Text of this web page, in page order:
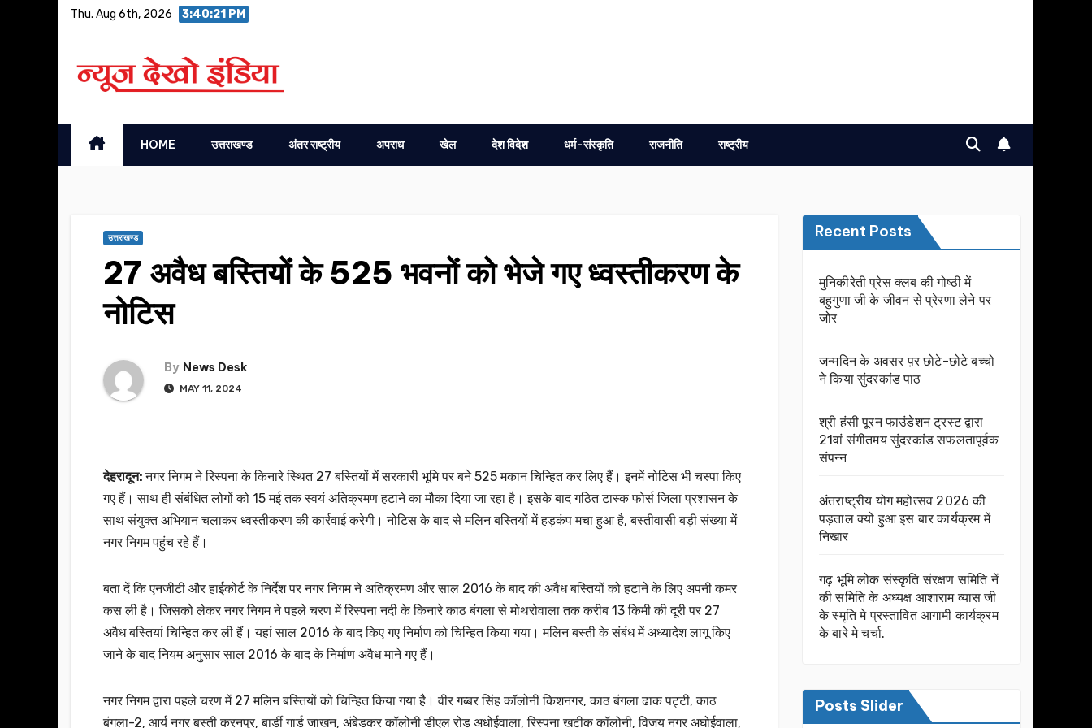
Thu. Aug 6th, 2026 3:40:22 PM
HOME उत्तराखण्ड अंतर राष्ट्रीय अपराध खेल देश विदेश धर्म-संस्कृति राजनीति राष्ट्रीय
उत्तराखण्ड
27 अवैध बस्तियों के 525 भवनों को भेजे गए ध्वस्तीकरण के
नोटिस
By News Desk
MAY 11, 2024
देहरादून:नगर निगम ने रिस्पना के किनारे स्थित 27 बस्तियों में सरकारी भूमि पर बने 525 मकान चिन्हित कर लिए हैं। इनमें नोटिस भी चस्पा किए
गए हैं। साथ ही संबंधित लोगों को 15 मई तक स्वयं अतिक्रमण हटाने का मौका दिया जा रहा है। इसके बाद गठित टास्क फोर्स जिला प्रशासन के
साथ संयुक्त अभियान चलाकर ध्वस्तीकरण की कार्रवाई करेगी। नोटिस के बाद से मलिन बस्तियों में हड़कंप मचा हुआ है, बस्तीवासी बड़ी संख्या में
नगर निगम पहुंच रहे हैं।
बता दें कि एनजीटी और हाईकोर्ट के निर्देश पर नगर निगम ने अतिक्रमण और साल 2016 के बाद की अवैध बस्तियों को हटाने के लिए अपनी कमर
कस ली है। जिसको लेकर नगर निगम ने पहले चरण में रिस्पना नदी के किनारे काठ बंगला से मोथरोवाला तक करीब 13 किमी की दूरी पर 27
अवैध बस्तियां चिन्हित कर ली हैं। यहां साल 2016 के बाद किए गए निर्माण को चिन्हित किया गया। मलिन बस्ती के संबंध में अध्यादेश लागू किए
जाने के बाद नियम अनुसार साल 2016 के बाद के निर्माण अवैध माने गए हैं।
नगर निगम द्वारा पहले चरण में 27 मलिन बस्तियों को चिन्हित किया गया है। वीर गब्बर सिंह कॉलोनी किशनगर, काठ बंगला ढाक पट्टी, काठ
बंगला-2, आर्य नगर बस्ती करनपुर, बार्डी गार्ड जाखन, अंबेडकर कॉलोनी डीएल रोड अधोईवाला, रिस्पना खटीक कॉलोनी, विजय नगर अघोईवाला,
Recent Posts
मुनिकीरेती प्रेस क्लब की गोष्ठी में
बहुगुणा जी के जीवन से प्रेरणा लेने पर
जोर
जन्मदिन के अवसर प़र छोटे-छोटे बच्चो
ने किया सुंदरकांड पाठ
श्री हंसी पूरन फाउंडेशन ट्रस्ट द्वारा
21वां संगीतमय सुंदरकांड सफलतापूर्वक
संपन्न
अंतराष्ट्रीय योग महोत्सव 2026 की
पड़ताल क्यों हुआ इस बार कार्यक्रम में
निखार
गढ़ भूमि लोक संस्कृति संरक्षण समिति नें
की समिति के अध्यक्ष आशाराम व्यास जी
के स्मृति मे प्रस्तावित आगामी कार्यक्रम
के बारे मे चर्चा.
Posts Slider